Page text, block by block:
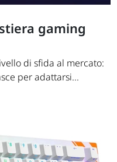
gaming
di sfida al mercato:
per adattarsi...